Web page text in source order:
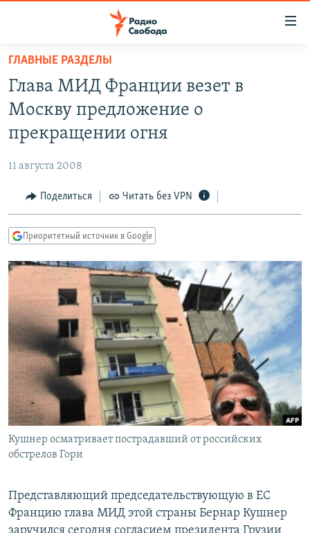
упрощенного
доступа
Вернуться
основному
Вернутся
Вернутся
поиску
АВТОРСКИЕ ПРОЕКТЫ
МНЕНИЯ
КУЛЬТУРА
КАВКАЗ.РЕАЛИИ
СЕВЕР.РЕАЛИИ
СИБИРЬ.РЕАЛИИ
РАСПИСАНИЕ ВЕЩАНИЯ
ПОДПИШИТЕСЬ НА РАССЫЛКУ
СОЦИАЛЬНЫЕ СЕТИ
ГЛАВНЫЕ РАЗДЕЛЫ
Глава МИД Франции везет в
Москву предложение о
прекращении огня
11 августа 2008
Поделиться Читать без VPN
Приоритетный источник в Google
Кушнер осматривает пострадавший от российских
обстрелов Гори
Представляющий председательствующую в ЕС
Францию глава МИД этой страны Бернар Кушнер